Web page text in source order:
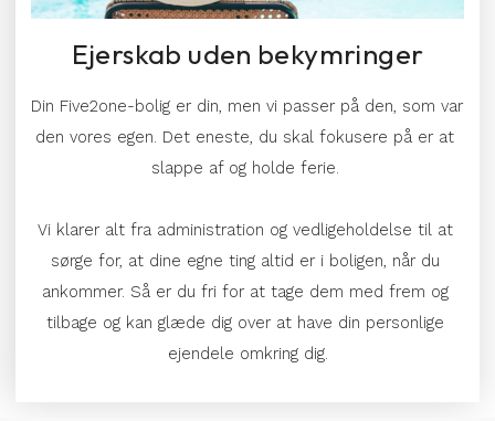
Ejerskab uden bekymringer
Din Five2one-bolig er din, men vi passer på den, som var
den vores egen. Det eneste, du skal fokusere på er at
slappe af og holde ferie.
Vi klarer alt fra administration og vedligeholdelse til at
sørge for, at dine egne ting altid er i boligen, når du
ankommer. Så er du fri for at tage dem med frem og
tilbage og kan glæde dig over at have din personlige
ejendele omkring dig.